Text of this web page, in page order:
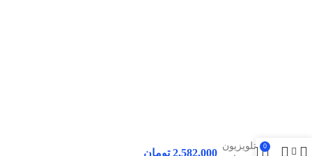
تلویزیون
2,582,000 تومان
0